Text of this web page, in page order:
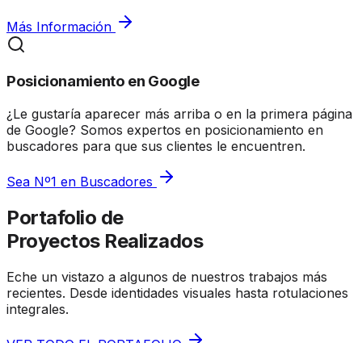
Más Información
Posicionamiento en Google
¿Le gustaría aparecer más arriba o en la primera página
de Google? Somos expertos en posicionamiento en
buscadores para que sus clientes le encuentren.
Sea Nº1 en Buscadores
Portafolio de
Proyectos Realizados
Eche un vistazo a algunos de nuestros trabajos más
recientes. Desde identidades visuales hasta rotulaciones
integrales.